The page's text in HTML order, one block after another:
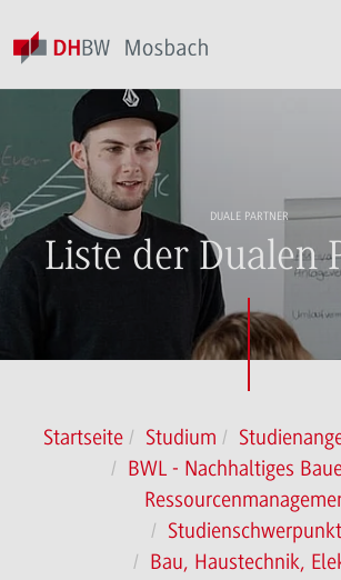
DUALE PARTNER
Liste der Dualen
Startseite Studium
BWL - Nachhaltiges
Bau, Haustechnik,